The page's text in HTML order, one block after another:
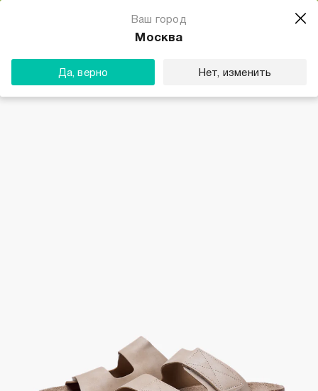
Ваш город
Москва
Да, верно Нет, изменить
Магазин одежды для тебя